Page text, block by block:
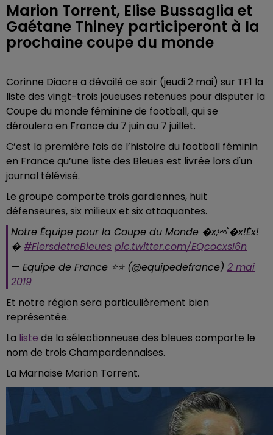
Marion Torrent, Elise Bussaglia et
Gaétane Thiney participeront à la
prochaine coupe du monde
Corinne Diacre a dévoilé ce soir (jeudi 2 mai) sur TF1 la
liste des vingt-trois joueuses retenues pour disputer la
Coupe du monde féminine de football, qui se
déroulera en France du 7 juin au 7 juillet.
C’est la première fois de l’histoire du football féminin
en France qu’une liste des Bleues est livrée lors d'un
journal télévisé.
Le groupe comporte trois gardiennes, huit
défenseures, six milieux et six attaquantes.
Notre Équipe pour la Coupe du Monde �x`�x!Èx!
�#FiersdetreBleues pic.twitter.com/EQcocxsI6n
— Equipe de France ⭐⭐ (@equipedefrance) 2 mai
2019
Et notre région sera particulièrement bien
représentée.
La liste de la sélectionneuse des bleues comporte le
nom de trois Champardennaises.
La Marnaise Marion Torrent.